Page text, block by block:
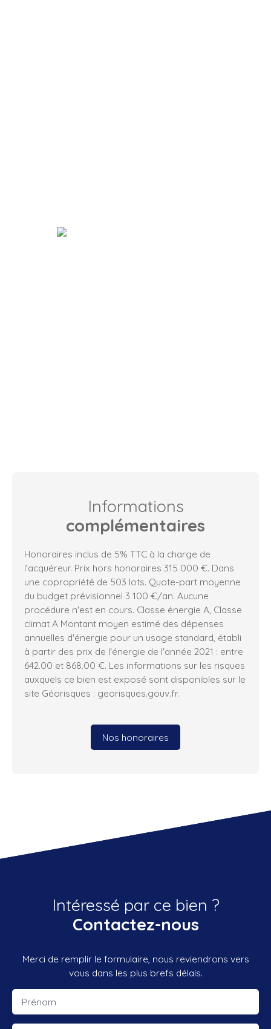
Informations
complémentaires
Honoraires inclus de 5% TTC à la charge de
l'acquéreur. Prix hors honoraires 315 000 €. Dans
une copropriété de 503 lots. Quote-part moyenne
du budget prévisionnel 3 100 €/an. Aucune
procédure n'est en cours. Classe énergie A, Classe
climat A Montant moyen estimé des dépenses
annuelles d'énergie pour un usage standard, établi
à partir des prix de l'énergie de l'année 2021 : entre
642.00 et 868.00 €. Les informations sur les risques
auxquels ce bien est exposé sont disponibles sur le
site Géorisques : georisques.gouv.fr.
Nos honoraires
Intéressé par ce bien ?
Contactez-nous
Merci de remplir le formulaire, nous reviendrons vers
vous dans les plus brefs délais.
Prénom